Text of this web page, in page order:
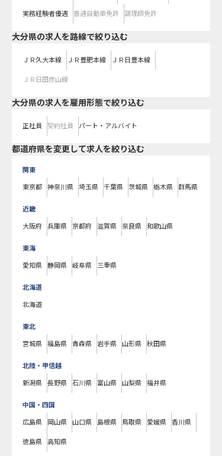
実務経験者優遇 普通自動車免許 調理師免許
大分県の求人を路線で絞り込む
ＪＲ久大本線 ＪＲ豊肥本線 ＪＲ日豊本線
ＪＲ日田彦山線
大分県の求人を雇用形態で絞り込む
正社員 契約社員 パート・アルバイト
都道府県を変更して求人を絞り込む
関東
東京都 神奈川県 埼玉県 千葉県 茨城県 栃木県 群馬県
近畿
大阪府 兵庫県 京都府 滋賀県 奈良県 和歌山県
東海
愛知県 静岡県 岐阜県 三重県
北海道
北海道
東北
宮城県 福島県 青森県 岩手県 山形県 秋田県
北陸・甲信越
新潟県 長野県 石川県 富山県 山梨県 福井県
中国・四国
広島県 岡山県 山口県 島根県 鳥取県 愛媛県 香川県
徳島県 高知県